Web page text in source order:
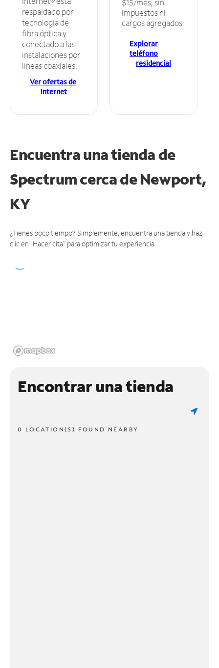
respaldado por
tecnología de
fibra óptica y
conectado a las
instalaciones por
líneas coaxiales.
Ver ofertas de
Internet
$15/mes, sin
impuestos ni
cargos agregados.
Explorar
teléfono
residencial
Encuentra una tienda de
Spectrumcerca de Newport,
KY
¿Tienes poco tiempo? Simplemente, encuentra una tienda y haz
clic en "Hacer cita" para optimizar tu experiencia.
Encontrar una tienda
0 LOCATION(S) FOUND NEARBY